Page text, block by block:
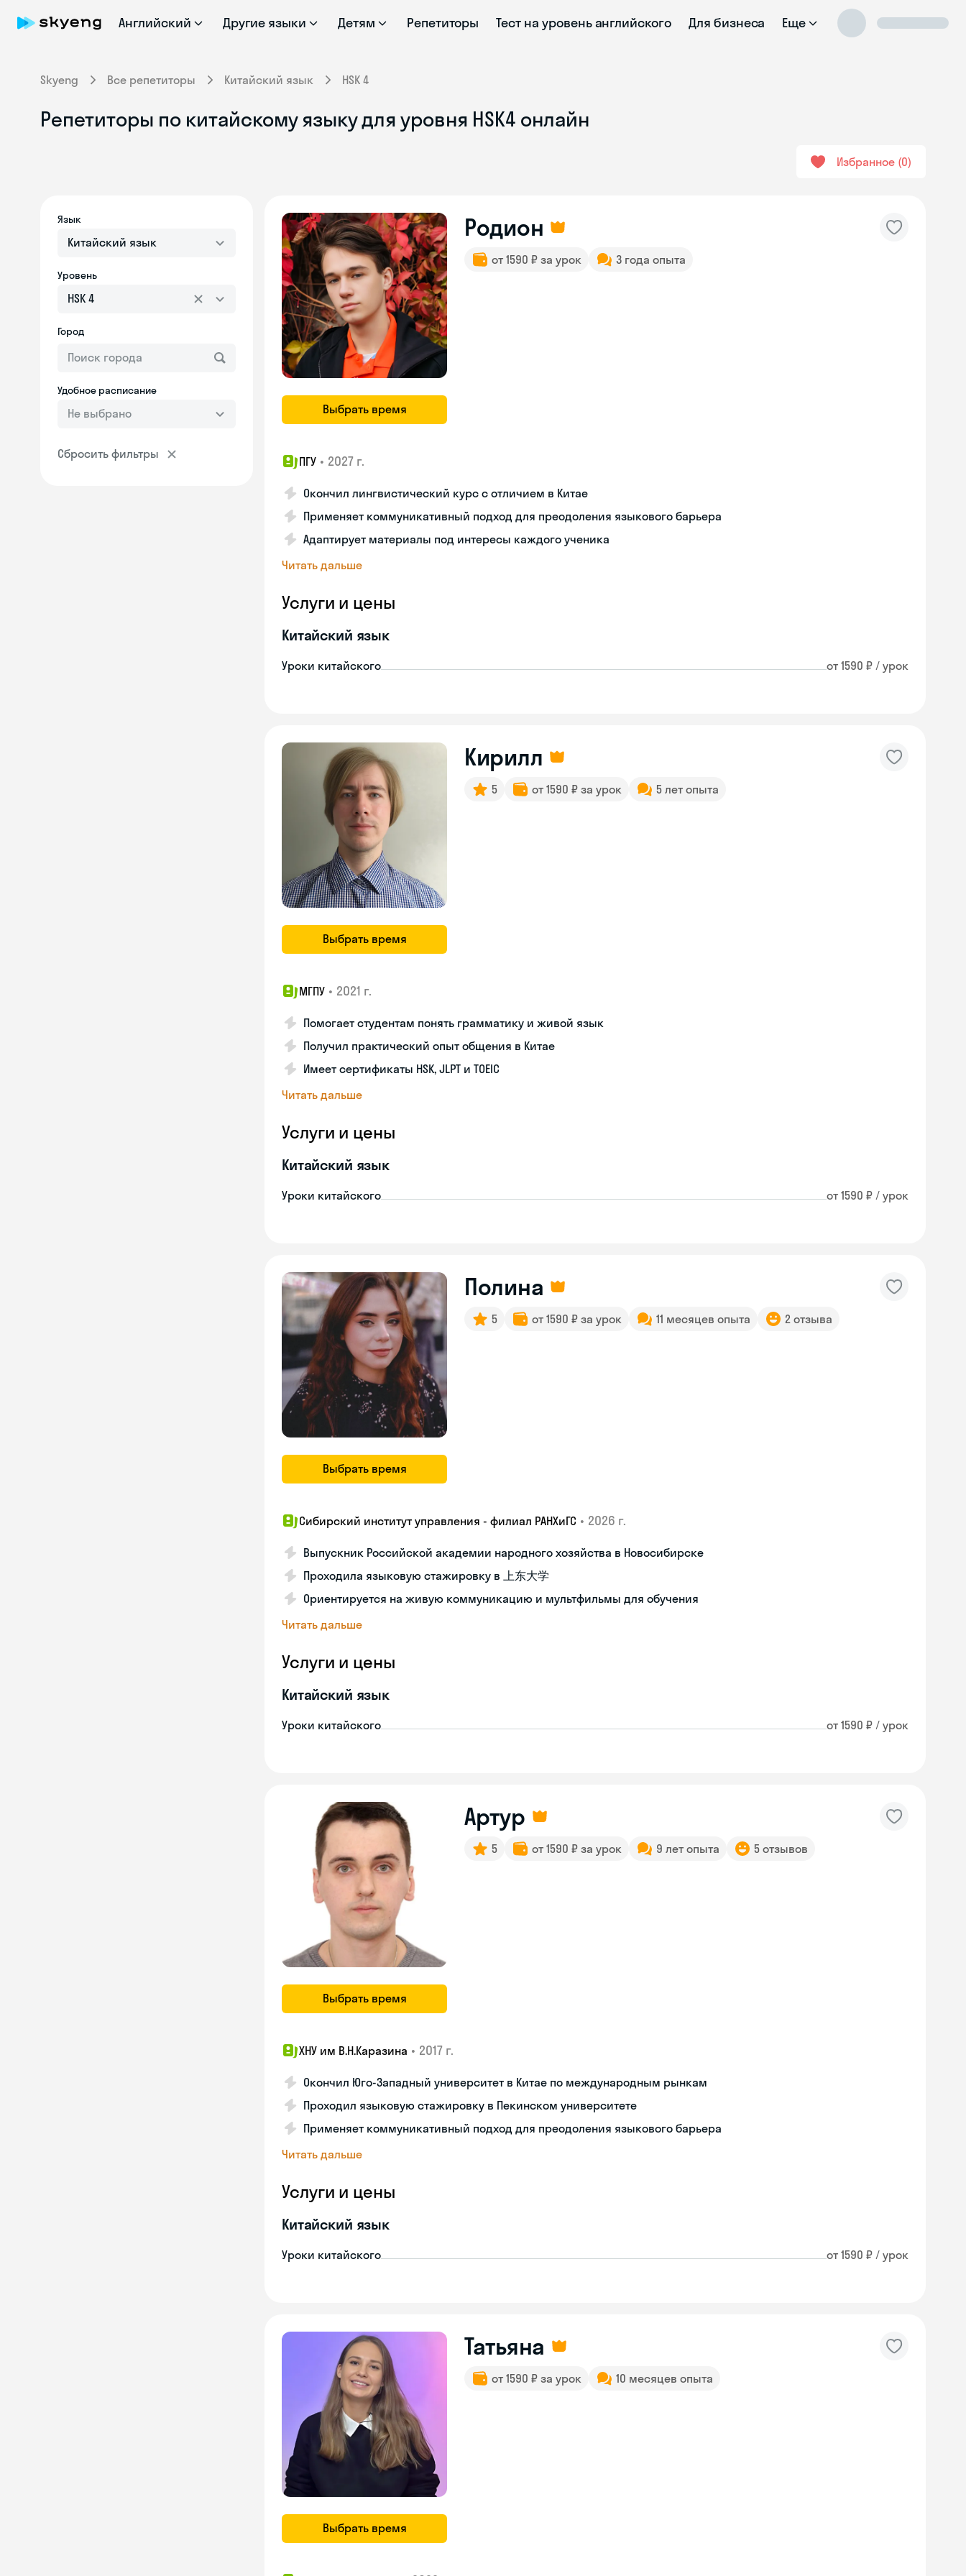
Английский Другие языки Детям Репетиторы Тест на уровень английского Для бизнеса Еще
Skyeng Все репетиторы Китайский язык HSK 4
Репетиторы по китайскому языку для уровня HSK4 онлайн
Избранное 0
Язык
Китайский язык
Уровень
HSK 4
Город
Удобное расписание
Не выбрано
Сбросить фильтры
Выбрать время
Родион
от 1590 ₽ за урок 3 года опыта
ПГУ • 2027 г.
Окончил лингвистический курс с отличием в Китае
Применяет коммуникативный подход для преодоления языкового барьера
Адаптирует материалы под интересы каждого ученика
Читать дальше
Услуги и цены
Китайский язык
Уроки китайского от 1590 ₽ / урок
Выбрать время
Кирилл
5 от 1590 ₽ за урок 5 лет опыта
МГПУ • 2021 г.
Помогает студентам понять грамматику и живой язык
Получил практический опыт общения в Китае
Имеет сертификаты HSK, JLPT и TOEIC
Читать дальше
Услуги и цены
Китайский язык
Уроки китайского от 1590 ₽ / урок
Выбрать время
Полина
5 от 1590 ₽ за урок 11 месяцев опыта 2 отзыва
Сибирский институт управления - филиал РАНХиГС • 2026 г.
Выпускник Российской академии народного хозяйства в Новосибирске
Проходила языковую стажировку в 上东大学
Ориентируется на живую коммуникацию и мультфильмы для обучения
Читать дальше
Услуги и цены
Китайский язык
Уроки китайского от 1590 ₽ / урок
Выбрать время
Артур
5 от 1590 ₽ за урок 9 лет опыта 5 отзывов
ХНУ им В.Н.Каразина • 2017 г.
Окончил Юго-Западный университет в Китае по международным рынкам
Проходил языковую стажировку в Пекинском университете
Применяет коммуникативный подход для преодоления языкового барьера
Читать дальше
Услуги и цены
Китайский язык
Уроки китайского от 1590 ₽ / урок
Выбрать время
Татьяна
от 1590 ₽ за урок 10 месяцев опыта